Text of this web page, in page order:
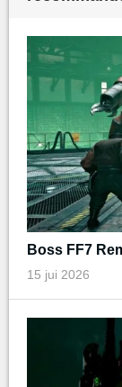
Boss FF7
15 jui 2026